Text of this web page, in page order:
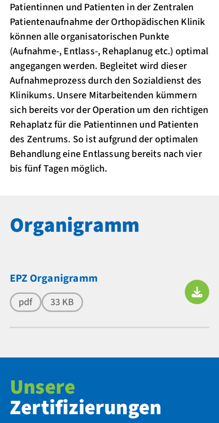
Patientinnen und Patienten in der Zentralen
Patientenaufnahme der Orthopädischen Klinik
können alle organisatorischen Punkte
(Aufnahme-, Entlass-, Rehaplanug etc.) optimal
angegangen werden. Begleitet wird dieser
Aufnahmeprozess durch den Sozialdienst des
Klinikums. Unsere Mitarbeitenden kümmern
sich bereits vor der Operation um den richtigen
Rehaplatz für die Patientinnen und Patienten
des Zentrums. So ist aufgrund der optimalen
Behandlung eine Entlassung bereits nach vier
bis fünf Tagen möglich.
Organigramm
EPZ Organigramm
pdf 33 KB
Unsere
Zertifizierungen